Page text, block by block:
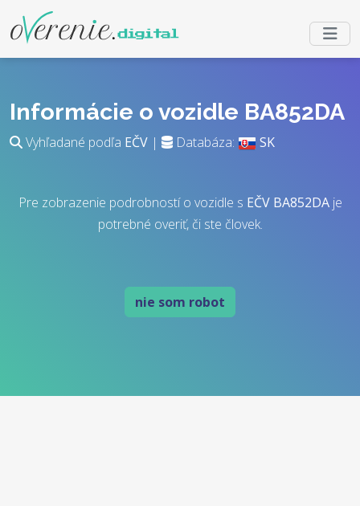
Informácie o vozidle BA852DA
Vyhľadané podľa EČV | Databáza: SK
Pre zobrazenie podrobností o vozidle s EČV BA852DAje
potrebné overiť, či ste človek.
nie som robot